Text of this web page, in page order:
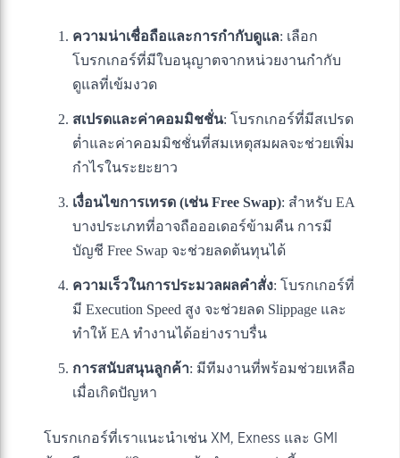
ความน่าเชื่อถือและการกำกับดูแล: เลือก
โบรกเกอร์ที่มีใบอนุญาตจากหน่วยงานกำกับ
ดูแลที่เข้มงวด
สเปรดและค่าคอมมิชชั่น: โบรกเกอร์ที่มีสเปรด
ต่ำและค่าคอมมิชชั่นที่สมเหตุสมผลจะช่วยเพิ่ม
กำไรในระยะยาว
เงื่อนไขการเทรด (เช่น Free Swap): สำหรับ EA
บางประเภทที่อาจถือออเดอร์ข้ามคืน การมี
บัญชี Free Swap จะช่วยลดต้นทุนได้
ความเร็วในการประมวลผลคำสั่ง: โบรกเกอร์ที่
มี Execution Speed สูง จะช่วยลด Slippage และ
ทำให้ EA ทำงานได้อย่างราบรื่น
การสนับสนุนลูกค้า: มีทีมงานที่พร้อมช่วยเหลือ
เมื่อเกิดปัญหา
โบรกเกอร์ที่เราแนะนำเช่น XM, Exness และ GMI